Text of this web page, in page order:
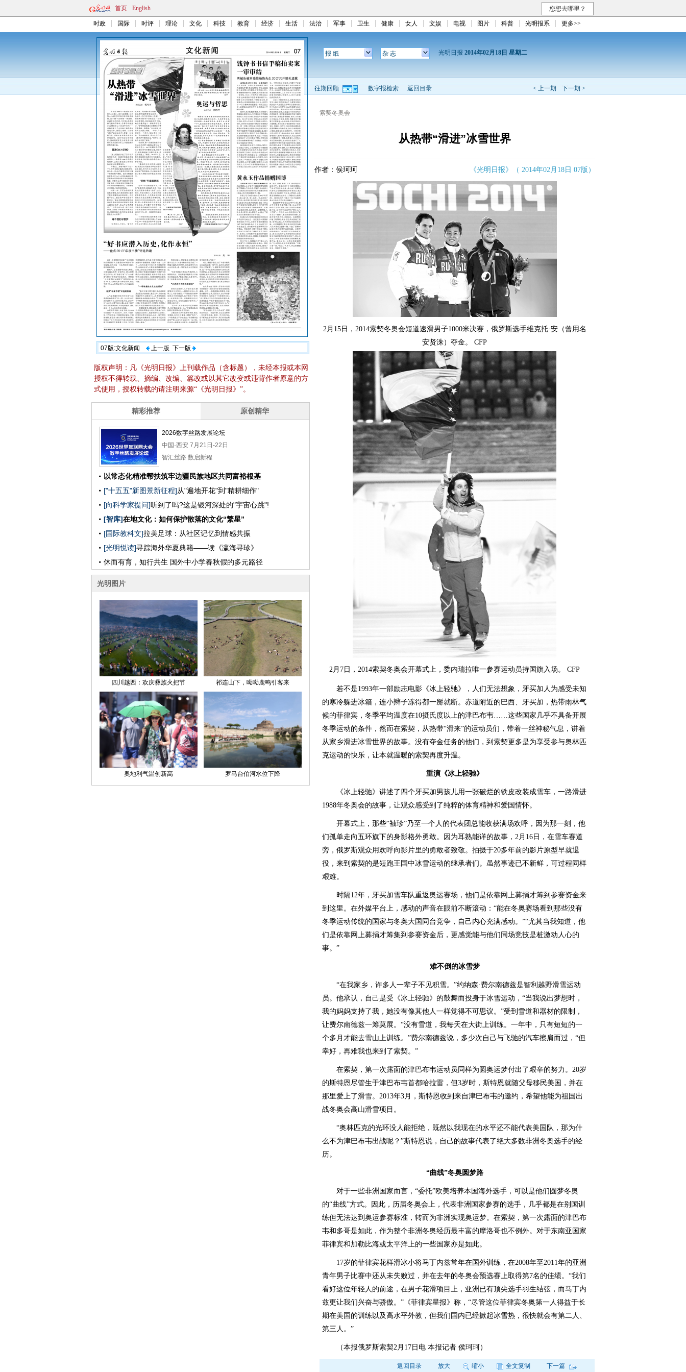
首页 English 您想去哪里？
时政 国际 时评 理论 文化 科技 教育 经济 生活 法治 军事 卫生 健康 女人 文娱 电视 图片 科普 光明报系 更多>>
07版:文化新闻 上一版 下一版
版权声明：凡《光明日报》上刊载作品（含标题），未经本报或本网
授权不得转载、摘编、改编、篡改或以其它改变或违背作者原意的方
式使用，授权转载的请注明来源“《光明日报》”。
报 纸 杂 志 光明日报 2014年02月18日 星期二
< 上一期 下一期 >
往期回顾 数字报检索 返回目录
索契冬奥会
从热带“滑进”冰雪世界
作者：侯珂珂 《光明日报》（ 2014年02月18日 07版）
2月15日，2014索契冬奥会短道速滑男子1000米决赛，俄罗斯选手维克托·安（曾用名
安贤洙）夺金。 CFP
2月7日，2014索契冬奥会开幕式上，委内瑞拉唯一参赛运动员持国旗入场。 CFP
若不是1993年一部励志电影《冰上轻驰》，人们无法想象，牙买加人为感受未知
的寒冷躲进冰箱，连小辫子冻得都一掰就断。赤道附近的巴西、牙买加，热带雨林气
候的菲律宾，冬季平均温度在10摄氏度以上的津巴布韦……这些国家几乎不具备开展
冬季运动的条件，然而在索契，从热带“滑来”的运动员们，带着一丝神秘气息，讲着
从家乡滑进冰雪世界的故事。没有夺金任务的他们，到索契更多是为享受参与奥林匹
克运动的快乐，让本就温暖的索契再度升温。
重演《冰上轻驰》
《冰上轻驰》讲述了四个牙买加男孩儿用一张破烂的铁皮改装成雪车，一路滑进
1988年冬奥会的故事，让观众感受到了纯粹的体育精神和爱国情怀。
开幕式上，那些“袖珍”乃至一个人的代表团总能收获满场欢呼，因为那一刻，他
们孤单走向五环旗下的身影格外勇敢。因为耳熟能详的故事，2月16日，在雪车赛道
旁，俄罗斯观众用欢呼向影片里的勇敢者致敬。拍摄于20多年前的影片原型早就退
役，来到索契的是短跑王国中冰雪运动的继承者们。虽然事迹已不新鲜，可过程同样
艰难。
时隔12年，牙买加雪车队重返奥运赛场，他们是依靠网上募捐才筹到参赛资金来
到这里。在外媒平台上，感动的声音在眼前不断滚动：“能在冬奥赛场看到那些没有
冬季运动传统的国家与冬奥大国同台竞争，自己内心充满感动。”“尤其当我知道，他
们是依靠网上募捐才筹集到参赛资金后，更感觉能与他们同场竞技是桩激动人心的
事。”
难不倒的冰雪梦
“在我家乡，许多人一辈子不见积雪。”约纳森·费尔南德兹是智利越野滑雪运动
员。他承认，自己是受《冰上轻驰》的鼓舞而投身于冰雪运动，“当我说出梦想时，
我的妈妈支持了我，她没有像其他人一样觉得不可思议。”受到雪道和器材的限制，
让费尔南德兹一筹莫展。“没有雪道，我每天在大街上训练。一年中，只有短短的一
个多月才能去雪山上训练。”费尔南德兹说，多少次自己与飞驰的汽车擦肩而过，“但
幸好，再难我也来到了索契。”
在索契，第一次露面的津巴布韦运动员同样为圆奥运梦付出了艰辛的努力。20岁
的斯特恩尽管生于津巴布韦首都哈拉雷，但3岁时，斯特恩就随父母移民美国，并在
那里爱上了滑雪。2013年3月，斯特恩收到来自津巴布韦的邀约，希望他能为祖国出
战冬奥会高山滑雪项目。
“奥林匹克的光环没人能拒绝，既然以我现在的水平还不能代表美国队，那为什
么不为津巴布韦出战呢？”斯特恩说，自己的故事代表了绝大多数非洲冬奥选手的经
历。
“曲线”冬奥圆梦路
对于一些非洲国家而言，“委托”欧美培养本国海外选手，可以是他们圆梦冬奥
的“曲线”方式。因此，历届冬奥会上，代表非洲国家参赛的选手，几乎都是在别国训
练但无法达到奥运参赛标准，转而为非洲实现奥运梦。在索契，第一次露面的津巴布
韦和多哥是如此，作为整个非洲冬奥经历最丰富的摩洛哥也不例外。对于东南亚国家
菲律宾和加勒比海或太平洋上的一些国家亦是如此。
17岁的菲律宾花样滑冰小将马丁内兹常年在国外训练，在2008年至2011年的亚洲
青年男子比赛中还从未失败过，并在去年的冬奥会预选赛上取得第7名的佳绩。“我们
看好这位年轻人的前途，在男子花滑项目上，亚洲已有顶尖选手羽生结弦，而马丁内
兹更让我们兴奋与骄傲。”《菲律宾星报》称，“尽管这位菲律宾冬奥第一人得益于长
期在美国的训练以及高水平外教，但我们国内已经掀起冰雪热，很快就会有第二人、
第三人。”
（本报俄罗斯索契2月17日电 本报记者 侯珂珂）
返回目录 放大 缩小 全文复制 下一篇